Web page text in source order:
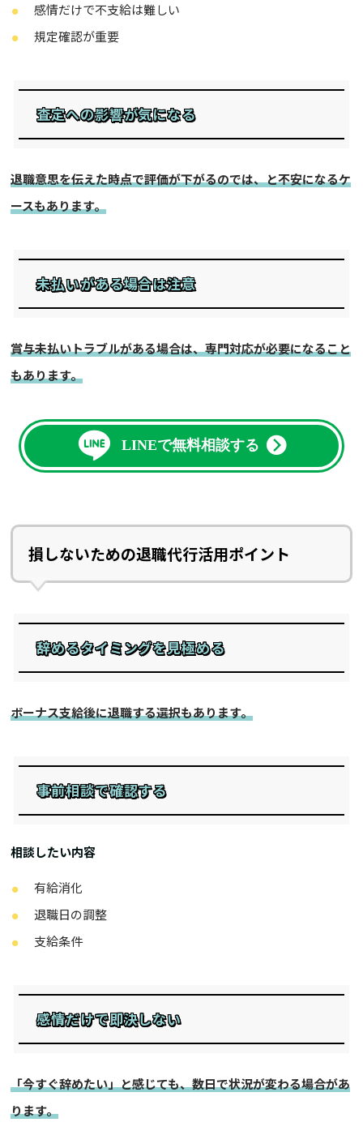
感情だけで不支給は難しい
規定確認が重要
査定への影響が気になる
退職意思を伝えた時点で評価が下がるのでは、と不安になるケ
ースもあります。
未払いがある場合は注意
賞与未払いトラブルがある場合は、専門対応が必要になること
もあります。
LINEで無料相談する
損しないための退職代行活用ポイント
辞めるタイミングを見極める
ボーナス支給後に退職する選択もあります。
事前相談で確認する
相談したい内容
有給消化
退職日の調整
支給条件
感情だけで即決しない
「今すぐ辞めたい」と感じても、数日で状況が変わる場合があ
ります。